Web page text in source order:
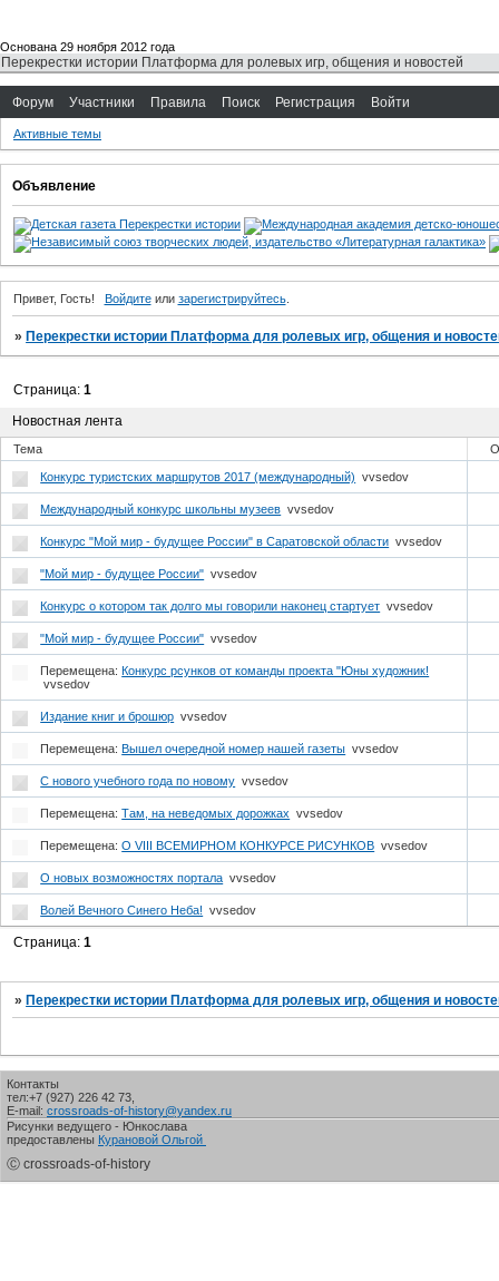
Основана 29 ноября 2012 года
Перекрестки истории Платформа для ролевых игр, общения и новостей
Форум Участники Правила Поиск Регистрация Войти
Активные темы
Объявление
Привет, Гость! Войдитеили зарегистрируйтесь.
» Перекрестки истории Платформа для ролевых игр, общения и
Новостная лента
Страница:1
Тема
Конкурс туристских маршрутов 2017 (международный) vvsedov
Международный конкурс школьны музеев vvsedov
Конкурс "Мой мир - будущее России" в Саратовской области vvsedov
"Мой мир - будущее России" vvsedov
Конкурс о котором так долго мы говорили наконец стартует vvsedov
"Мой мир - будущее России" vvsedov
Перемещена: Конкурс рсунков от команды проекта "Юны художник!
vvsedov
Издание книг и брошюр vvsedov
Перемещена: Вышел очередной номер нашей газеты vvsedov
С нового учебного года по новому vvsedov
Перемещена: Там, на неведомых дорожках vvsedov
Перемещена: О VIII ВСЕМИРНОМ КОНКУРСЕ РИСУНКОВ vvsedov
О новых возможностях портала vvsedov
Волей Вечного Синего Неба! vvsedov
Страница:1
» Перекрестки истории Платформа для ролевых игр, общения и
Контакты
тел:+7 (927) 226 42 73,
E-mail: crossroads-of-history@yandex.ru
Рисунки ведущего - Юнкослава
предоставлены Курановой Ольгой
Ⓒ crossroads-of-history